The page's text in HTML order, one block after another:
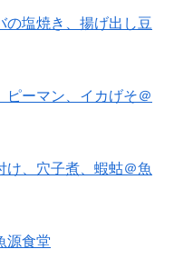
の塩焼き、揚げ出し豆
ピーマン、イカげそ＠
け、穴子煮、蝦蛄＠魚
源食堂